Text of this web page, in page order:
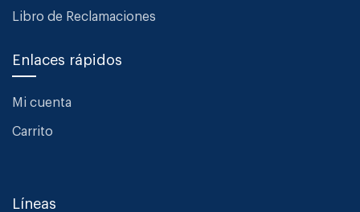
Libro de Reclamaciones
Enlaces rápidos
Mi cuenta
Carrito
Líneas